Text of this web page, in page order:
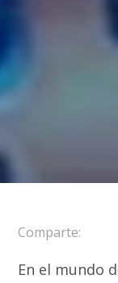
Comparte:
En el mundo